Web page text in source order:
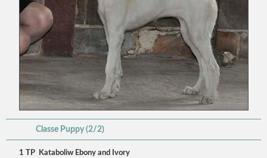
Classe Puppy (2/2)
1 TP Kataboliw Ebony and Ivory